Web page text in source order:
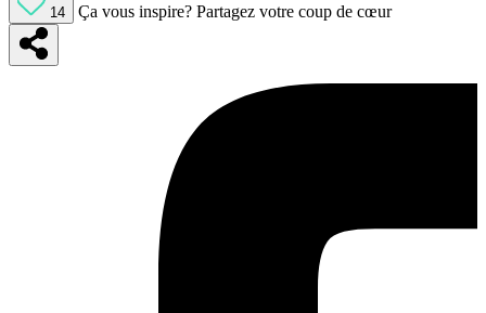
14 Ça vous inspire? Partagez votre coup de cœur